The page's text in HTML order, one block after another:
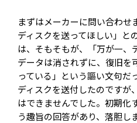
まずはメーカーに問い合わせ
ディスクを送ってほしい」と
は、そもそもが、「万が一、
データは消されずに、復旧を
っている」という謳い文句だ
ディスクを送付したのですが
はできませんでした。初期化
う趣旨の回答があり、落胆し